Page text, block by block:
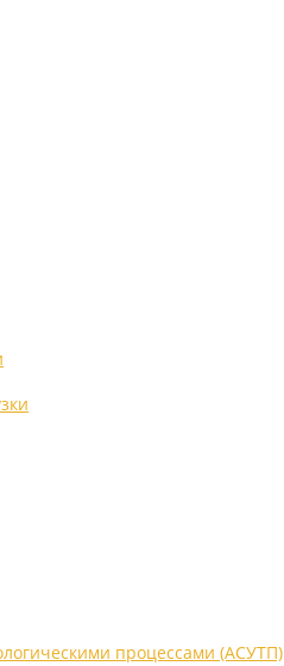
процессами (АСУТП)